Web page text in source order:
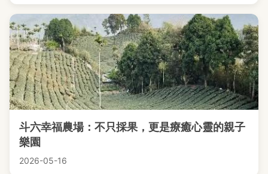
斗六幸福農場：不只採果，更是療癒心靈的親子
樂園
2026-05-16